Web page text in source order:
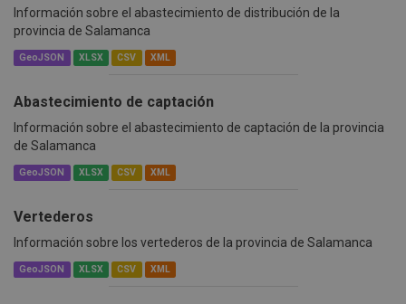
Información sobre el abastecimiento de distribución de la
provincia de Salamanca
GeoJSON XLSX CSV XML
Abastecimiento de captación
Información sobre el abastecimiento de captación de la provincia
de Salamanca
GeoJSON XLSX CSV XML
Vertederos
Información sobre los vertederos de la provincia de Salamanca
GeoJSON XLSX CSV XML